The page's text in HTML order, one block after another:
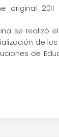
se realizó
de
de